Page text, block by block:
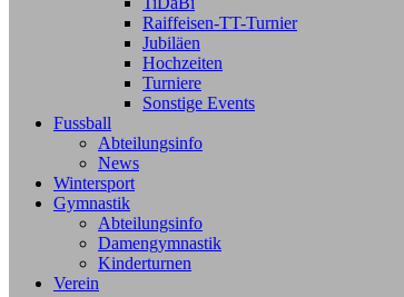
Raiffeisen-TT-Turnier
Jubiläen
Hochzeiten
Turniere
Sonstige Events
Fussball
Abteilungsinfo
News
Wintersport
Gymnastik
Abteilungsinfo
Damengymnastik
Kinderturnen
Verein